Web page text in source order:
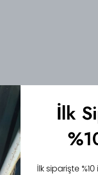
İlk
İlk siparişte